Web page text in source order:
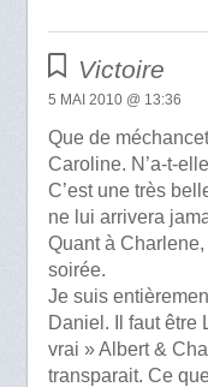
Victoire
5 MAI 2010 @ 13:36
Que de
Caroline. N’a-t-
C’est une très
ne lui arrivera
Quant à
soirée.
Je suis
Daniel. Il faut être
vrai » Albert &
transparait. Ce